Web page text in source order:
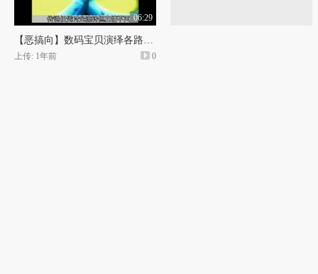
06:29
【恶搞向】数码宝贝演绎各路名曲〖2
上传: 1年前 0